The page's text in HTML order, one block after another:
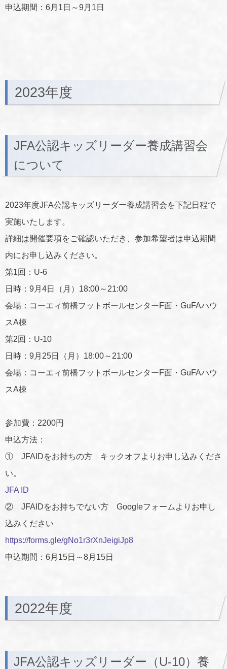
申込期間：6月1日～9月1日
2023年度
JFA公認キッズリーダー養成講習会
について
2023年度JFA公認キッズリーダー養成講習会を下記日程で
実施いたします。
詳細は開催要項をご確認いただき、参加希望者は申込期間
内にお申し込みください。
第1回：U-6
日時：9月4日（月）18:00～21:00
会場：コーエィ前橋フットボールセンターF面・GuFAハウ
スA棟
第2回：U-10
日時：9月25日（月）18:00～21:00
会場：コーエィ前橋フットボールセンターF面・GuFAハウ
スA棟
参加費：2200円
申込方法：
① JFAIDをお持ちの方 キックオフよりお申し込みくださ
い。
JFA ID
② JFAIDをお持ちでない方 Googleフォームよりお申し
込みください
https://forms.gle/gNo1r3rXnJeigiJp8
申込期間：6月15日～8月15日
2022年度
JFA公認キッズリーダー（U-10）養